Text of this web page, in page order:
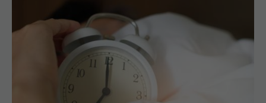
Bolile inflamatorii, influențate de ceasul intern al
organismului. STUDIU